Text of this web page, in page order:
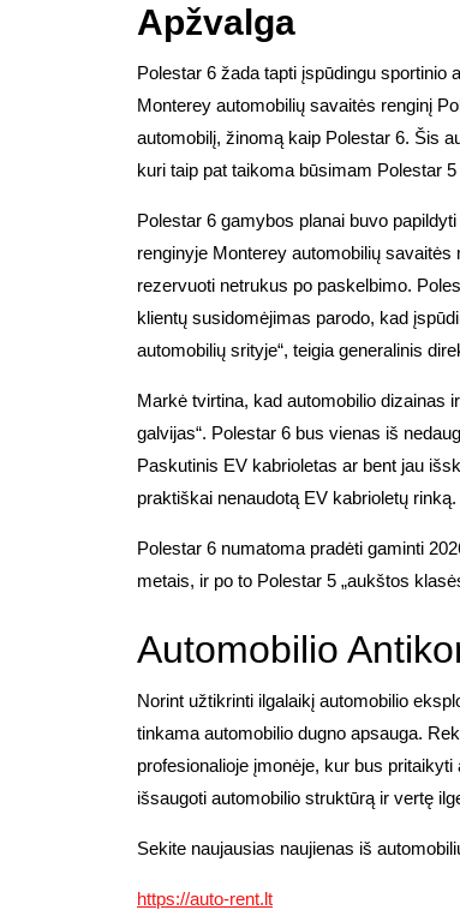
Apžvalga
Polestar 6 žada tapti įspūdingu sportinio
Monterey automobilių savaitės renginį
automobilį, žinomą kaip Polestar 6. Šis
kuri taip pat taikoma būsimam Polestar
Polestar 6 gamybos planai buvo
renginyje Monterey automobilių
rezervuoti netrukus po paskelbimo.
klientų susidomėjimas parodo, kad
automobilių srityje“, teigia generalinis
Markė tvirtina, kad automobilio dizainas
galvijas“. Polestar 6 bus vienas iš
Paskutinis EV kabrioletas ar bent jau
praktiškai nenaudotą EV kabrioletų rinką.
Polestar 6 numatoma pradėti gaminti
metais, ir po to Polestar 5 „aukštos
Automobilio
Norint užtikrinti ilgalaikį automobilio
tinkama automobilio dugno apsauga.
profesionalioje įmonėje, kur bus
išsaugoti automobilio struktūrą ir vertę
Sekite naujausias naujienas iš
https://auto-rent.lt